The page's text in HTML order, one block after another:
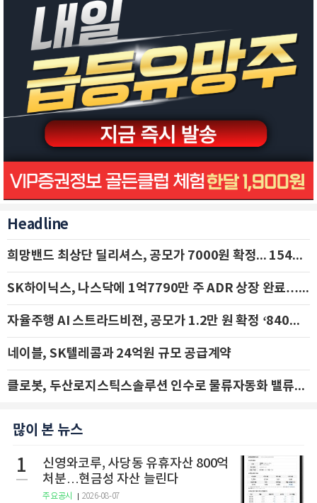
Headline
희망밴드 최상단 딜리셔스, 공모가 7000원 확정... 154억 규모 IPO 돌입
SK하이닉스, 나스닥에 1억7790만 주 ADR 상장 완료…29일 국내 추가 상장
자율주행 AI 스트라드비젼, 공모가 1.2만 원 확정 ‘840억 수혈’
네이블, SK텔레콤과 24억원 규모 공급계약
클로봇, 두산로지스틱스솔루션 인수로 물류자동화 밸류체인 확장 추진 - IBK투자증권
많이 본 뉴스
1
신영와코루, 사당동 유휴자산 800억
처분…현금성 자산 늘린다
주요공시 2026-08-07